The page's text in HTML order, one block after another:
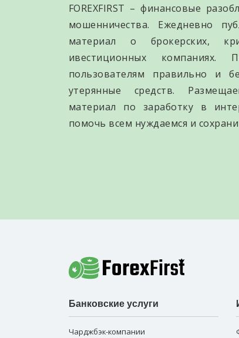
FOREXFIRST – финансовые
мошенничества. Ежедневно
материал о брокерских,
ивестиционных компаниях.
пользователям правильно и
утерянные средств.
материал по заработку в
помочь всем нуждаемся и
Банковские услуги
Чарджбэк-компании